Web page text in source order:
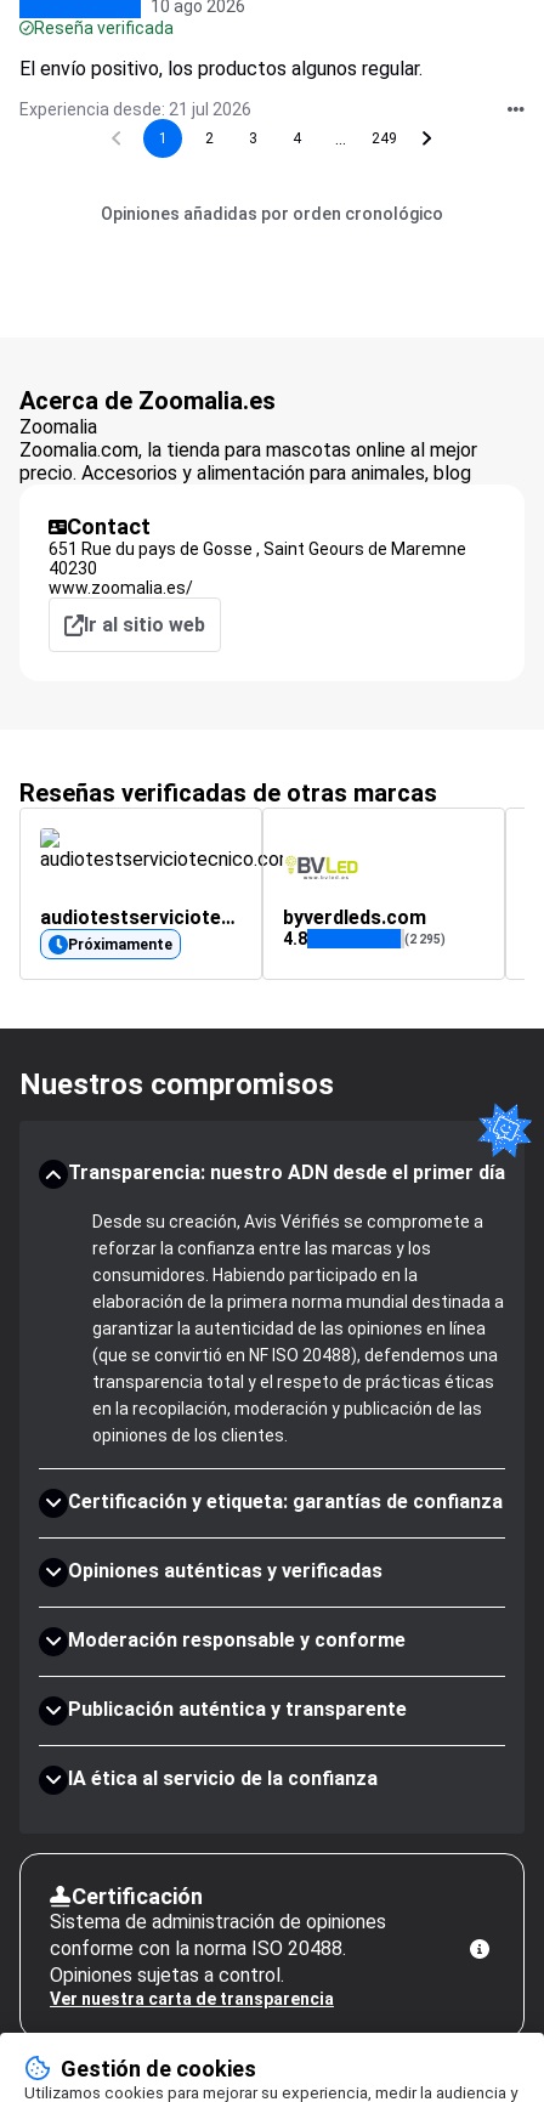
10 ago 2026
Reseña verificada
El envío positivo, los productos algunos regular.
Experiencia desde: 21 jul 2026
1 2 3 4 249
Opiniones añadidas por orden cronológico
Acerca de Zoomalia.es
Zoomalia
Zoomalia.com, la tienda para mascotas online al mejor
precio. Accesorios y alimentación para animales, blog
Contact
651 Rue du pays de Gosse , Saint Geours de Maremne
40230
www.zoomalia.es/
Ir al sitio web
Reseñas verificadas de otras marcas
audiotestserviciotecnico.com
Próximamente
byverdleds.com
4.8 (2 295)
Nuestros compromisos
Transparencia: nuestro ADN desde el primer día
Desde su creación, Avis Vérifiés se compromete a
reforzar la confianza entre las marcas y los
consumidores. Habiendo participado en la
elaboración de la primera norma mundial destinada a
garantizar la autenticidad de las opiniones en línea
(que se convirtió en NF ISO 20488), defendemos una
transparencia total y el respeto de prácticas éticas
en la recopilación, moderación y publicación de las
opiniones de los clientes.
Certificación y etiqueta: garantías de confianza
Opiniones auténticas y verificadas
Moderación responsable y conforme
Publicación auténtica y transparente
IA ética al servicio de la confianza
Certificación
Sistema de administración de opiniones
conforme con la norma ISO 20488.
Opiniones sujetas a control.
Ver nuestra carta de transparencia
Gestión de cookies
Utilizamos cookies para mejorar su experiencia, medir la audiencia y